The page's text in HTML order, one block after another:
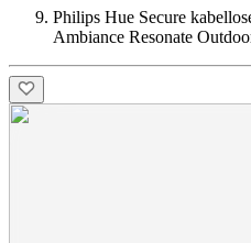
Philips Hue Secure
Ambiance Resonate